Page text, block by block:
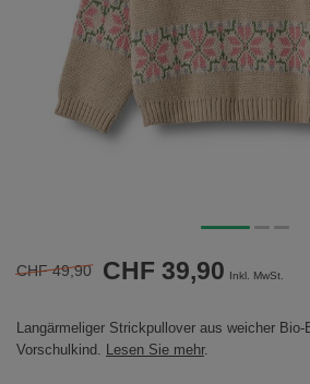
CHF 49,90 CHF 39,90 Inkl. MwSt.
Langärmeliger Strickpullover aus weicher Bio-
Vorschulkind. Lesen Sie mehr.